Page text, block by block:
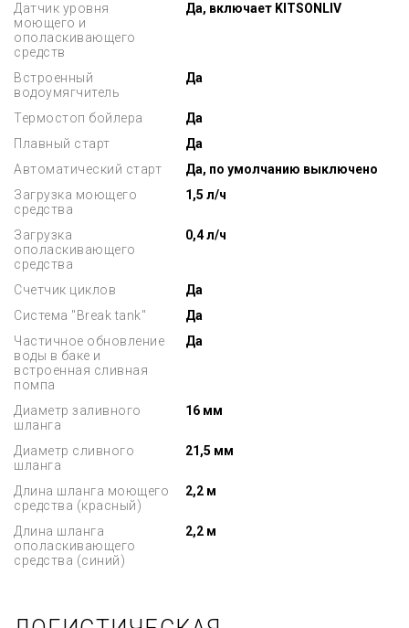
Датчик уровня
моющего и
ополаскивающего
средств
Да, включает KITSONLIV
Встроенный
водоумягчитель
Да
Термостоп бойлера
Да
Плавный старт
Да
Автоматический старт
Да, по умолчанию выключено
Загрузка моющего
средства
1,5 л/ч
Загрузка
ополаскивающего
средства
0,4 л/ч
Счетчик циклов
Да
Система "Break tank"
Да
Частичное обновление
воды в баке и
встроенная сливная
помпа
Да
Диаметр заливного
шланга
16 мм
Диаметр сливного
шланга
21,5 мм
Длина шланга моющего
средства (красный)
2,2 м
Длина шланга
ополаскивающего
средства (синий)
2,2 м